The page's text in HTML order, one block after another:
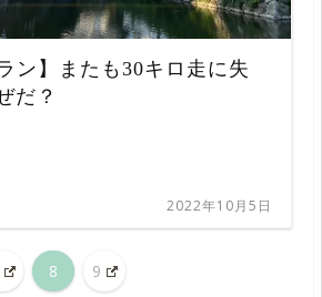
ン】またも30キロ走に失
だ？
2022年10月5日
8 9